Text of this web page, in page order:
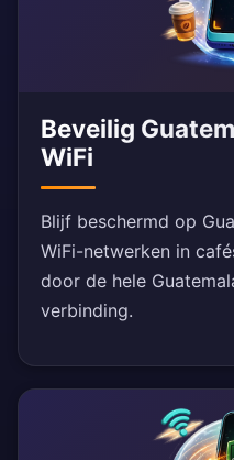
Beveilig
WiFi
Blijf beschermd op
WiFi-netwerken in
door de hele
verbinding.